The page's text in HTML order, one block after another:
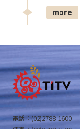
more
電話：(02)2788-1600